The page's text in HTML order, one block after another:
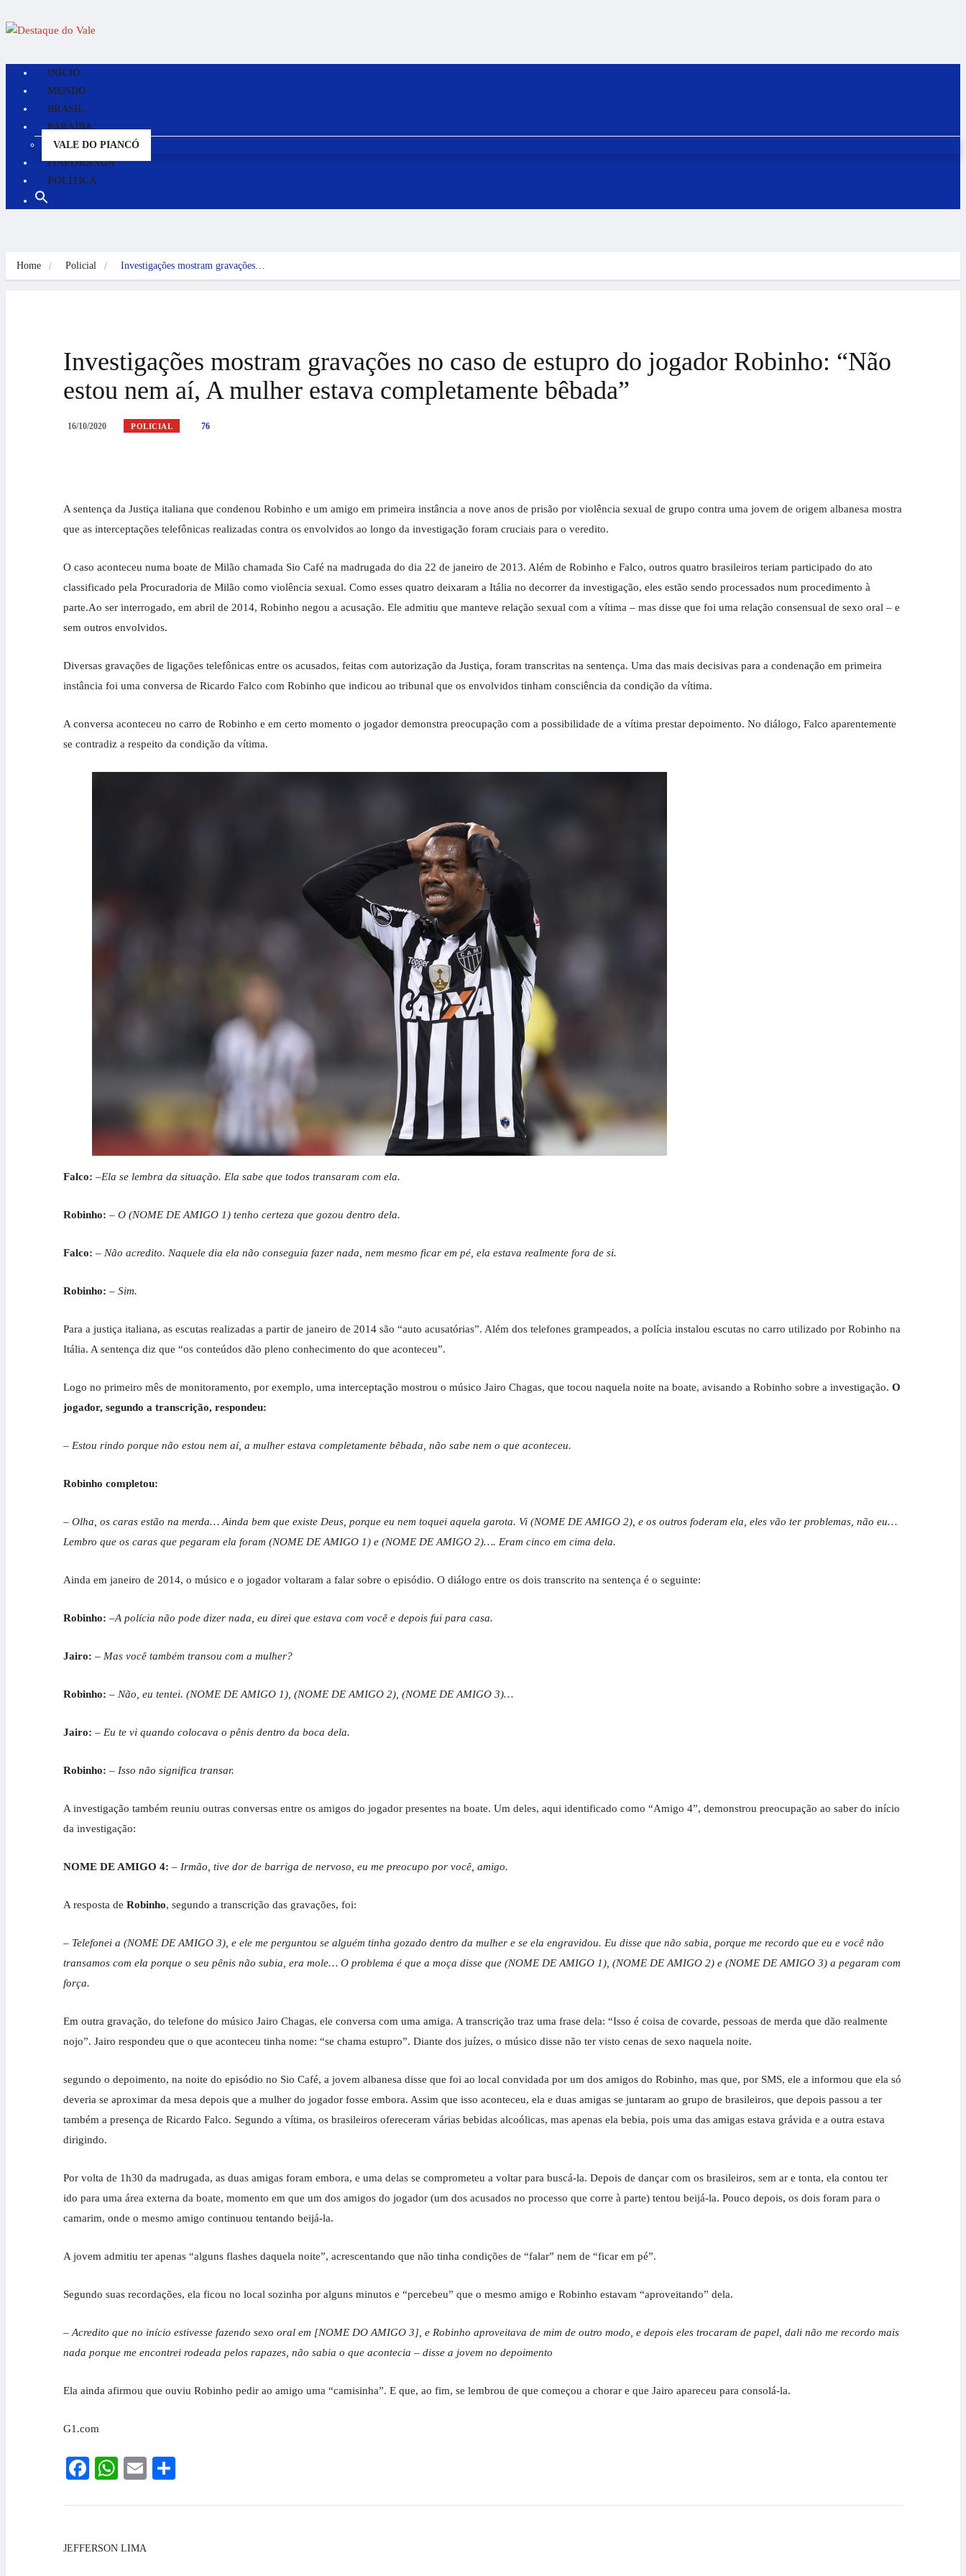
INÍCIO
MUNDO
BRASIL
PARAÍBA
VALE DO PIANCÓ
ITAPORANGA
POLÍTICA
Home Policial Investigações mostram gravações…
Investigações mostram gravações no caso de estupro do jogador Robinho: “Não
estou nem aí, A mulher estava completamente bêbada”
16/10/2020 POLICIAL 76
A sentença da Justiça italiana que condenou Robinho e um amigo em primeira instância a nove anos de prisão por violência sexual de grupo contra uma jovem de origem albanesa mostra
que as interceptações telefônicas realizadas contra os envolvidos ao longo da investigação foram cruciais para o veredito.
O caso aconteceu numa boate de Milão chamada Sio Café na madrugada do dia 22 de janeiro de 2013. Além de Robinho e Falco, outros quatro brasileiros teriam participado do ato
classificado pela Procuradoria de Milão como violência sexual. Como esses quatro deixaram a Itália no decorrer da investigação, eles estão sendo processados num procedimento à
parte.Ao ser interrogado, em abril de 2014, Robinho negou a acusação. Ele admitiu que manteve relação sexual com a vítima – mas disse que foi uma relação consensual de sexo oral – e
sem outros envolvidos.
Diversas gravações de ligações telefônicas entre os acusados, feitas com autorização da Justiça, foram transcritas na sentença. Uma das mais decisivas para a condenação em primeira
instância foi uma conversa de Ricardo Falco com Robinho que indicou ao tribunal que os envolvidos tinham consciência da condição da vítima.
A conversa aconteceu no carro de Robinho e em certo momento o jogador demonstra preocupação com a possibilidade de a vítima prestar depoimento. No diálogo, Falco aparentemente
se contradiz a respeito da condição da vítima.
Falco: –Ela se lembra da situação. Ela sabe que todos transaram com ela.
Robinho: – O (NOME DE AMIGO 1) tenho certeza que gozou dentro dela.
Falco: – Não acredito. Naquele dia ela não conseguia fazer nada, nem mesmo ficar em pé, ela estava realmente fora de si.
Robinho: – Sim.
Para a justiça italiana, as escutas realizadas a partir de janeiro de 2014 são “auto acusatórias”. Além dos telefones grampeados, a polícia instalou escutas no carro utilizado por Robinho na
Itália. A sentença diz que “os conteúdos dão pleno conhecimento do que aconteceu”.
Logo no primeiro mês de monitoramento, por exemplo, uma interceptação mostrou o músico Jairo Chagas, que tocou naquela noite na boate, avisando a Robinho sobre a investigação. O
jogador, segundo a transcrição, respondeu:
– Estou rindo porque não estou nem aí, a mulher estava completamente bêbada, não sabe nem o que aconteceu.
Robinho completou:
– Olha, os caras estão na merda… Ainda bem que existe Deus, porque eu nem toquei aquela garota. Vi (NOME DE AMIGO 2), e os outros foderam ela, eles vão ter problemas, não eu…
Lembro que os caras que pegaram ela foram (NOME DE AMIGO 1) e (NOME DE AMIGO 2)…. Eram cinco em cima dela.
Ainda em janeiro de 2014, o músico e o jogador voltaram a falar sobre o episódio. O diálogo entre os dois transcrito na sentença é o seguinte:
Robinho: –A polícia não pode dizer nada, eu direi que estava com você e depois fui para casa.
Jairo: – Mas você também transou com a mulher?
Robinho: – Não, eu tentei. (NOME DE AMIGO 1), (NOME DE AMIGO 2), (NOME DE AMIGO 3)…
Jairo: – Eu te vi quando colocava o pênis dentro da boca dela.
Robinho: – Isso não significa transar.
A investigação também reuniu outras conversas entre os amigos do jogador presentes na boate. Um deles, aqui identificado como “Amigo 4”, demonstrou preocupação ao saber do início
da investigação:
NOME DE AMIGO 4: – Irmão, tive dor de barriga de nervoso, eu me preocupo por você, amigo.
A resposta de Robinho, segundo a transcrição das gravações, foi:
– Telefonei a (NOME DE AMIGO 3), e ele me perguntou se alguém tinha gozado dentro da mulher e se ela engravidou. Eu disse que não sabia, porque me recordo que eu e você não
transamos com ela porque o seu pênis não subia, era mole… O problema é que a moça disse que (NOME DE AMIGO 1), (NOME DE AMIGO 2) e (NOME DE AMIGO 3) a pegaram com
força.
Em outra gravação, do telefone do músico Jairo Chagas, ele conversa com uma amiga. A transcrição traz uma frase dela: “Isso é coisa de covarde, pessoas de merda que dão realmente
nojo”. Jairo respondeu que o que aconteceu tinha nome: “se chama estupro”. Diante dos juízes, o músico disse não ter visto cenas de sexo naquela noite.
segundo o depoimento, na noite do episódio no Sio Café, a jovem albanesa disse que foi ao local convidada por um dos amigos do Robinho, mas que, por SMS, ele a informou que ela só
deveria se aproximar da mesa depois que a mulher do jogador fosse embora. Assim que isso aconteceu, ela e duas amigas se juntaram ao grupo de brasileiros, que depois passou a ter
também a presença de Ricardo Falco. Segundo a vítima, os brasileiros ofereceram várias bebidas alcoólicas, mas apenas ela bebia, pois uma das amigas estava grávida e a outra estava
dirigindo.
Por volta de 1h30 da madrugada, as duas amigas foram embora, e uma delas se comprometeu a voltar para buscá-la. Depois de dançar com os brasileiros, sem ar e tonta, ela contou ter
ido para uma área externa da boate, momento em que um dos amigos do jogador (um dos acusados no processo que corre à parte) tentou beijá-la. Pouco depois, os dois foram para o
camarim, onde o mesmo amigo continuou tentando beijá-la.
A jovem admitiu ter apenas “alguns flashes daquela noite”, acrescentando que não tinha condições de “falar” nem de “ficar em pé”.
Segundo suas recordações, ela ficou no local sozinha por alguns minutos e “percebeu” que o mesmo amigo e Robinho estavam “aproveitando” dela.
– Acredito que no início estivesse fazendo sexo oral em [NOME DO AMIGO 3], e Robinho aproveitava de mim de outro modo, e depois eles trocaram de papel, dali não me recordo mais
nada porque me encontrei rodeada pelos rapazes, não sabia o que acontecia – disse a jovem no depoimento
Ela ainda afirmou que ouviu Robinho pedir ao amigo uma “camisinha”. E que, ao fim, se lembrou de que começou a chorar e que Jairo apareceu para consolá-la.
G1.com
Facebook
WhatsApp
Email
JEFFERSON LIMA